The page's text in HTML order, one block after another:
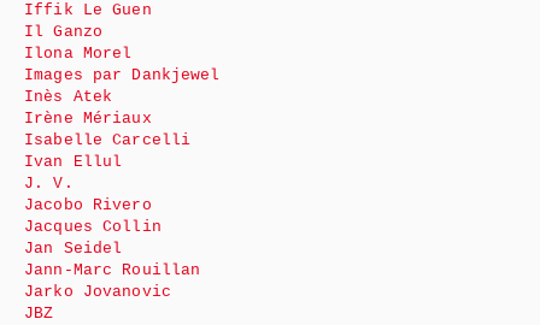
Iffik Le Guen
Il Ganzo
Ilona Morel
Images par Dankjewel
Inès Atek
Irène Mériaux
Isabelle Carcelli
Ivan Ellul
J. V.
Jacobo Rivero
Jacques Collin
Jan Seidel
Jann-Marc Rouillan
Jarko Jovanovic
JBZ